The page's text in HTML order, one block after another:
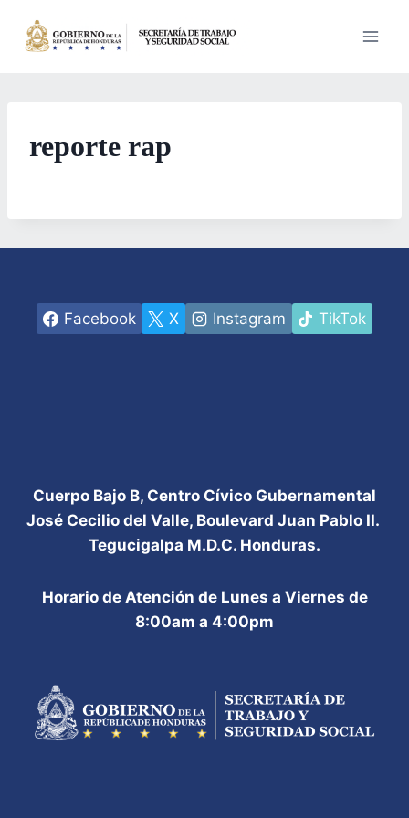
reporte rap
Facebook X Instagram TikTok
Cuerpo Bajo B, Centro Cívico Gubernamental
José Cecilio del Valle, Boulevard Juan Pablo II.
Tegucigalpa M.D.C. Honduras.
Horario de Atención de Lunes a Viernes de
8:00am a 4:00pm